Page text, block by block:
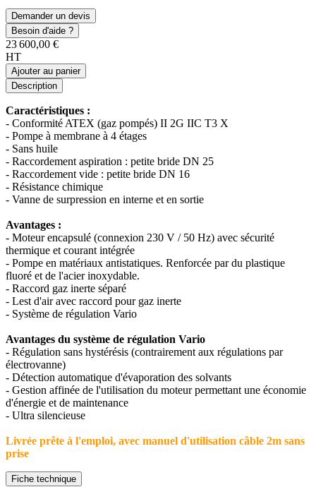
Demander un devis
Besoin d'aide ?
23 600,00 €
HT
Ajouter au panier
Description
Caractéristiques :
- Conformité ATEX (gaz pompés) II 2G IIC T3 X
- Pompe à membrane à 4 étages
- Sans huile
- Raccordement aspiration : petite bride DN 25
- Raccordement vide : petite bride DN 16
- Résistance chimique
- Vanne de surpression en interne et en sortie
Avantages :
- Moteur encapsulé (connexion 230 V / 50 Hz) avec sécurité
thermique et courant intégrée
- Pompe en matériaux antistatiques. Renforcée par du plastique
fluoré et de l'acier inoxydable.
- Raccord gaz inerte séparé
- Lest d'air avec raccord pour gaz inerte
- Système de régulation Vario
Avantages du système de régulation Vario
- Régulation sans hystérésis (contrairement aux régulations par
électrovanne)
- Détection automatique d'évaporation des solvants
- Gestion affinée de l'utilisation du moteur permettant une économie
d'énergie et de maintenance
- Ultra silencieuse
Livrée prête à l'emploi, avec manuel d'utilisation câble 2m sans
prise
Fiche technique